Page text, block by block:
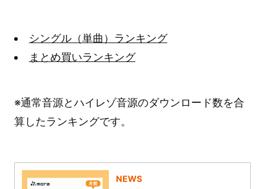
シングル（単曲）ランキング
まとめ買いランキング
※通常音源とハイレゾ音源のダウンロード数を合
算したランキングです。
NEWS